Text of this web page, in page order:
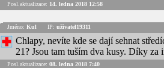
Posl.aktualizace: 14. ledna 2018 12:58
Jméno: Kul IP: uživatel19311
Chlapy, nevíte kde se dají sehnat
21? Jsou tam tuším dva kusy. Díky
Posl.aktualizace: 08. ledna 2018 7:40